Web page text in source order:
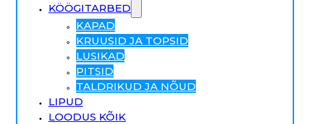
KÖÖGITARBED
KAPAD
KRUUSID JA TOPSID
LUSIKAD
PITSID
TALDRIKUD JA NÕUD
LIPUD
LOODUS KÕIK